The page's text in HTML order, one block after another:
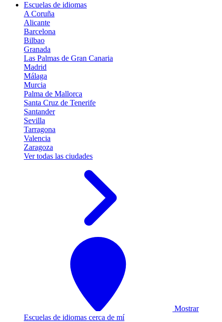
Escuelas de idiomas
A Coruña
Alicante
Barcelona
Bilbao
Granada
Las Palmas de Gran Canaria
Madrid
Málaga
Murcia
Palma de Mallorca
Santa Cruz de Tenerife
Santander
Sevilla
Tarragona
Valencia
Zaragoza
Ver todas las ciudades
Mostrar
Escuelas de idiomas cerca de mí